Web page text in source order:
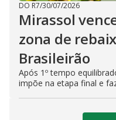
DO R7/30/07/2026
Mirassol
zona de
Brasileirão
Após 1º tempo
impõe na etapa final e